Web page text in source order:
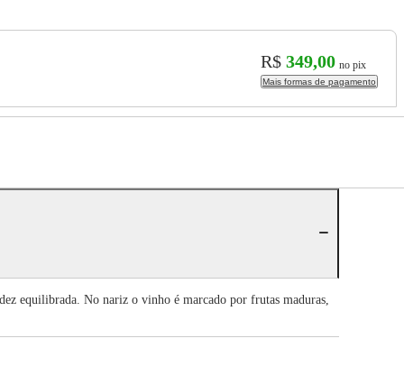
R$ 349,00 no pix
Mais formas de pagamento
equilibrada. No nariz o vinho é marcado por frutas maduras,